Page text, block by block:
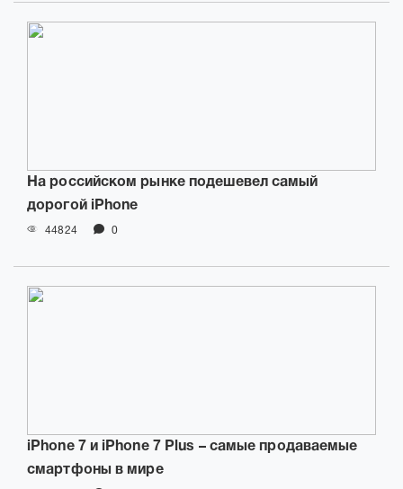
На российском рынке подешевел самый
дорогой iPhone
44824 0
iPhone 7 и iPhone 7 Plus – самые продаваемые
смартфоны в мире